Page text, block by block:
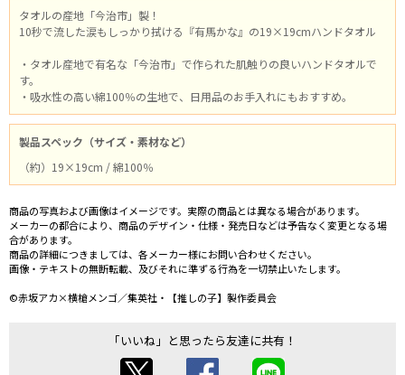
タオルの産地「今治市」製！
10秒で流した涙もしっかり拭ける『有馬かな』の19×19cmハンドタオル
・タオル産地で有名な「今治市」で作られた肌触りの良いハンドタオルで
す。
・吸水性の高い綿100％の生地で、日用品のお手入れにもおすすめ。
製品スペック（サイズ・素材など）
（約）19×19cm / 綿100％
商品の写真および画像はイメージです。実際の商品とは異なる場合があります。
メーカーの都合により、商品のデザイン・仕様・発売日などは予告なく変更となる場
合があります。
商品の詳細につきましては、各メーカー様にお問い合わせください。
画像・テキストの無断転載、及びそれに準ずる行為を一切禁止いたします。
©赤坂アカ×横槍メンゴ／集英社・【推しの子】製作委員会
「いいね」と思ったら友達に共有！